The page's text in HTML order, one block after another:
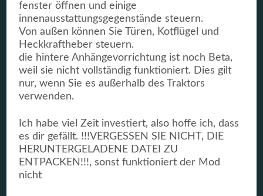
fenster öffnen und einige
innenausstattungsgegenstände steuern.
Von außen können Sie Türen, Kotflügel und
Heckkraftheber steuern.
die hintere Anhängevorrichtung ist noch Beta,
weil sie nicht vollständig funktioniert. Dies gilt
nur, wenn Sie es außerhalb des Traktors
verwenden.
Ich habe viel Zeit investiert, also hoffe ich, dass
es dir gefällt. !!!VERGESSEN SIE NICHT, DIE
HERUNTERGELADENE DATEI ZU
ENTPACKEN!!!, sonst funktioniert der Mod
nicht